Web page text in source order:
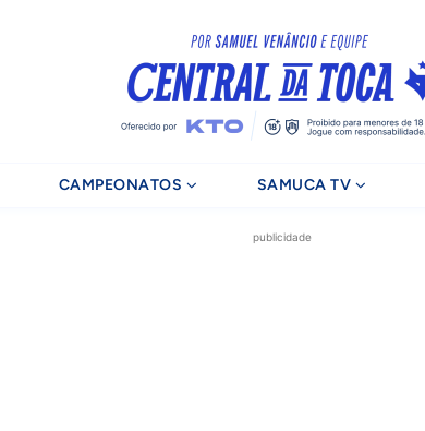
CAMPEONATOS SAMUCA TV
publicidade